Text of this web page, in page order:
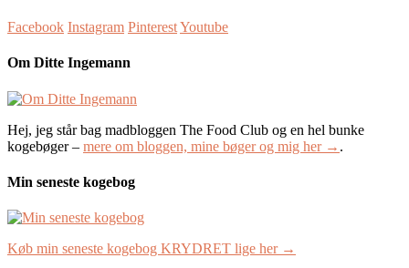
Facebook Instagram PinterestYoutube
Om Ditte Ingemann
Hej, jeg står bag madbloggen The Food Club og en hel bunke
kogebøger – mere om bloggen, mine bøger og mig her → .
Min seneste kogebog
Køb min seneste kogebog KRYDRET lige her →